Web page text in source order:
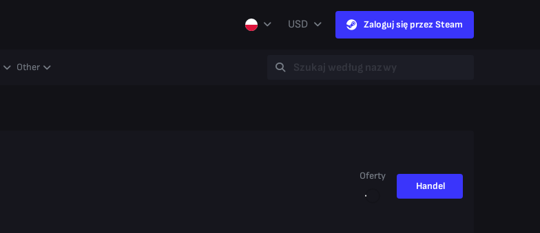
USD
Zaloguj się przez Steam
Other
Oferty
Handel